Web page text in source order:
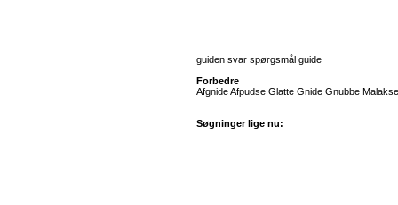
guiden svar spørgsmål guide
Forbedre
Afgnide Afpudse Glatte Gnide Gnubbe
Søgninger lige nu: